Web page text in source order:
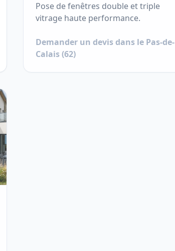
Pose de fenêtres double et triple
vitrage haute performance.
Demander un devis dans le Pas-de-
Calais(62)